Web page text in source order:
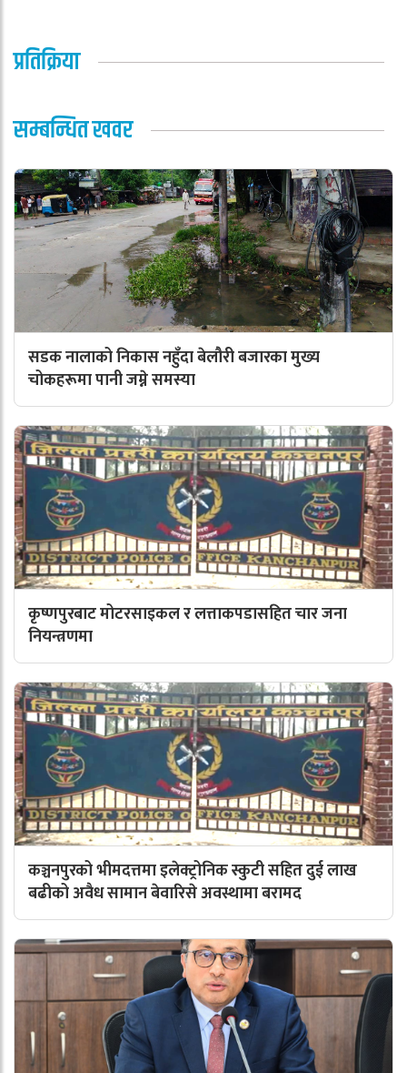
प्रतिक्रिया
सम्बन्धित खवर
सडक नालाको निकास नहुँदा बेलौरी बजारका मुख्य
चोकहरूमा पानी जम्ने समस्या
कृष्णपुरबाट मोटरसाइकल र लत्ताकपडासहित चार जना
नियन्त्रणमा
कञ्चनपुरको भीमदत्तमा इलेक्ट्रोनिक स्कुटी सहित दुई लाख
बढीको अवैध सामान बेवारिसे अवस्थामा बरामद